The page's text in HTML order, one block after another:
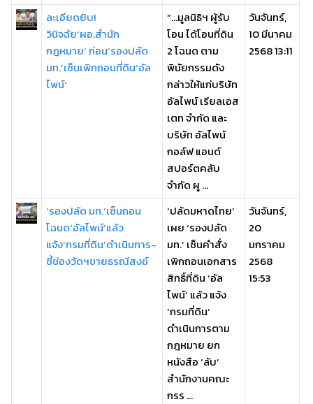
ละเอียดยิบ!
วินิจฉัย‘ผอ.สำนัก
กฎหมาย’ ก่อน‘รองปลัด
มท.’เซ็นเพิกถอนที่ดิน‘อัล
ไพน์’
“…มูลนิธิฯ ผู้รับ
โอน ได้โอนที่ดิน
2 โฉนด ตาม
พินัยกรรมดัง
กล่าวให้แก่บริษัท
อัลไพน์ เรียลเอส
เตท จำกัด และ
บริษัท อัลไพน์
กอล์ฟ แอนด์
สปอร์ตคลับ
จำกัด ผู ...
วันจันทร์,
10 มีนาคม
2568 13:11
‘รองปลัด มท.’เซ็นถอน
โฉนด‘อัลไพน์’แล้ว
แจ้ง‘กรมที่ดิน’ดำเนินการ-
ชี้ช่องวัดฯขายธรณีสงฆ์
‘ปลัดมหาดไทย’
เผย ‘รองปลัด
มท.’ เซ็นคำสั่ง
เพิกถอนเอกสาร
สิทธิ์ที่ดิน ‘อัล
ไพน์’ แล้ว แจ้ง
‘กรมที่ดิน’
ดำเนินการตาม
กฎหมาย ยก
หนังสือ ‘ลับ’
สำนักงานคณะ
กรร ...
วันจันทร์,
20
มกราคม
2568
15:53